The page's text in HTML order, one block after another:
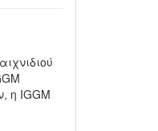
η IGGM